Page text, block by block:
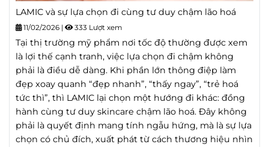
LAMIC và sự lựa chọn đi cùng tư duy chậm lão hoá
11/02/2026 | 333 Lượt xem
Tại thị trường mỹ phẩm nơi tốc độ thường được xem
là lợi thế cạnh tranh, việc lựa chọn đi chậm không
phải là điều dễ dàng. Khi phần lớn thông điệp làm
đẹp xoay quanh “đẹp nhanh”, “thấy ngay”, “trẻ hoá
tức thì”, thì LAMIC lại chọn một hướng đi khác: đồng
hành cùng tư duy skincare chậm lão hoá. Đây không
phải là quyết định mang tính ngẫu hứng, mà là sự lựa
chọn có chủ đích, xuất phát từ cách thương hiệu nhìn